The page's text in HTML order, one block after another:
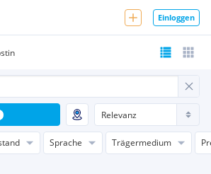
Einloggen
Sprache Trägermedium